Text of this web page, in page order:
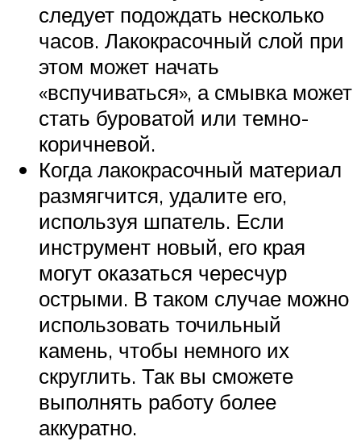
следует подождать несколько
часов. Лакокрасочный слой при
этом может начать
«вспучиваться», а смывка может
стать буроватой или темно-
коричневой.
Когда лакокрасочный материал
размягчится, удалите его,
используя шпатель. Если
инструмент новый, его края
могут оказаться чересчур
острыми. В таком случае можно
использовать точильный
камень, чтобы немного их
скруглить. Так вы сможете
выполнять работу более
аккуратно.